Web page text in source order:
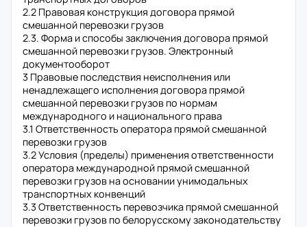
2.2 Правовая конструкция договора прямой
смешанной перевозки грузов
2.3. Форма и способы заключения договора прямой
смешанной перевозки грузов. Электронный
документооборот
3 Правовые последствия неисполнения или
ненадлежащего исполнения договора прямой
смешанной перевозки грузов по нормам
международного и национального права
3.1 Ответственность оператора прямой смешанной
перевозки грузов
3.2 Условия (пределы) применения ответственности
оператора международной прямой смешанной
перевозки грузов на основании унимодальных
транспортных конвенций
3.3 Ответственность перевозчика прямой смешанной
перевозки грузов по белорусскому законодательству